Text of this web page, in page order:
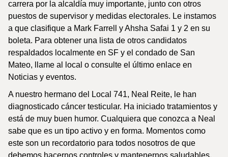
carrera por la alcaldía muy importante, junto con otros
puestos de supervisor y medidas electorales. Le instamos
a que clasifique a Mark Farrell y Ahsha Safai 1 y 2 en su
boleta. Para obtener una lista de otros candidatos
respaldados localmente en SF y el condado de San
Mateo, llame al local o consulte el último enlace en
Noticias y eventos.
A nuestro hermano del Local 741, Neal Reite, le han
diagnosticado cáncer testicular. Ha iniciado tratamientos y
está de muy buen humor. Cualquiera que conozca a Neal
sabe que es un tipo activo y en forma. Momentos como
este son un recordatorio para todos nosotros de que
debemos hacernos controles y mantenernos saludables.